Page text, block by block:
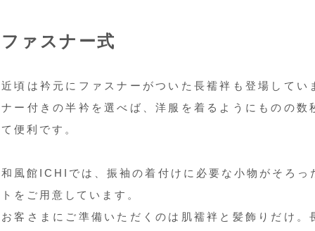
ファスナー式
近頃は衿元にファスナーがついた長襦袢も登場してい
ナー付きの半衿を選べば、洋服を着るようにものの数
て便利です。
和風館ICHIでは、振袖の着付けに必要な小物がそろっ
トをご用意しています。
お客さまにご準備いただくのは肌襦袢と髪飾りだけ。